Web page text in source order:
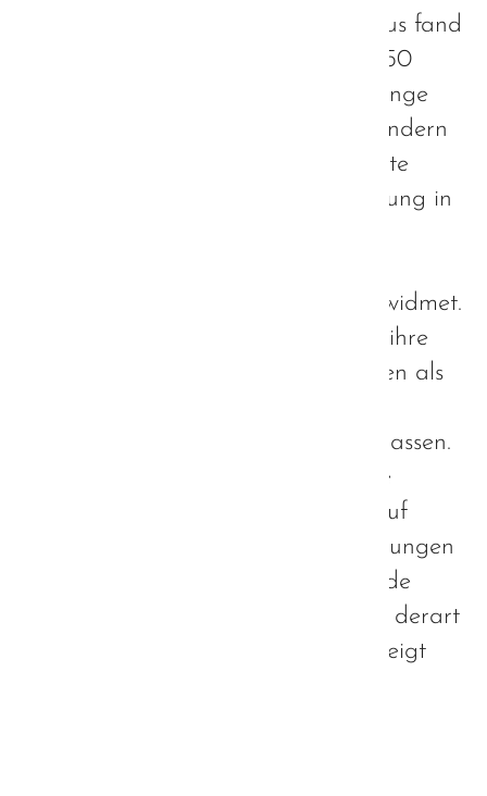
Seidel-Stiftung zum Thema Autismus fand
am 19. November statt. Mit über 350
Teilnehmern war dieser nicht nur lange
vor Anmeldeschluss ausgebucht, sondern
stellte auch wieder einmal die größte
Fachtagung der Hanns-Seidel-Stiftung in
bayerischen Autismus-Strategie gewidmet.
Alle Teilnehmer waren eingeladen, ihre
persönlichen Anliegen und Ansichten als
Strategieentwicklung einfließen zu lassen.
Umso gespannter waren daher alle
Beteiligten, wie die Öffentlichkeit auf
unsere bisher erarbeiteten Empfehlungen
reagieren würde. Aus diesem Grunde
freut es mich außerordentlich, dass derart
viel Interesse an unserer Arbeit gezeigt